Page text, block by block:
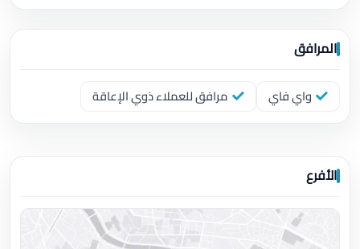
المرافق
واي فاي مرافق للعملاء ذوي الإعاقة
الأفرع